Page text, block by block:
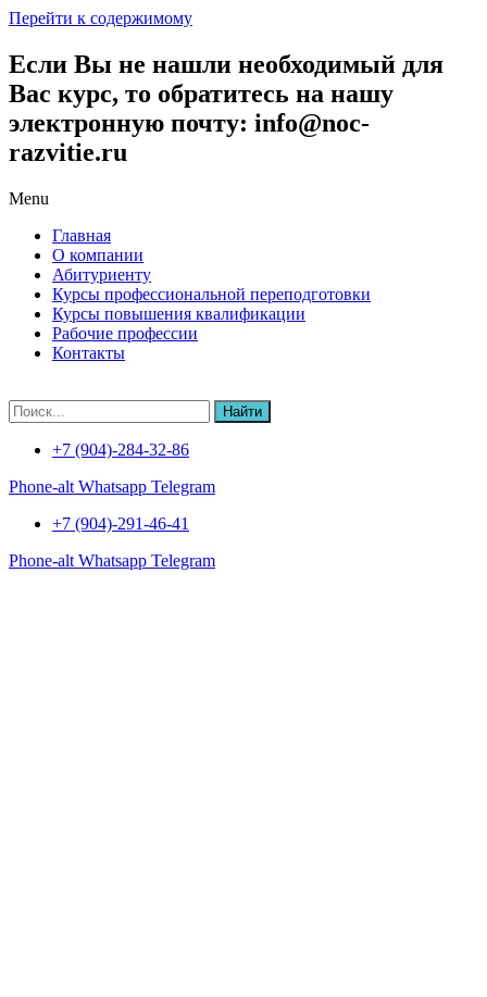
Перейти к содержимому
Если Вы не нашли необходимый для
Вас курс, то обратитесь на нашу
электронную почту: info@noc-
razvitie.ru
Menu
Главная
О компании
Абитуриенту
Курсы профессиональной переподготовки
Курсы повышения квалификации
Рабочие профессии
Контакты
Найти
+7 (904)-284-32-86
Phone-alt Whatsapp Telegram
+7 (904)-291-46-41
Phone-alt Whatsapp Telegram